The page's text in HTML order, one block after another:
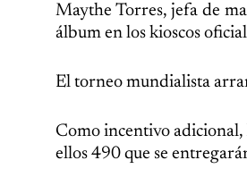
Maythe Torres, jefa de
álbum en los kioscos
El torneo mundialista
Como incentivo
ellos 490 que se